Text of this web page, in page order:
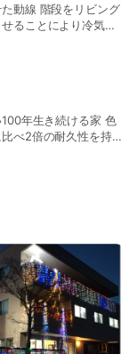
動線 階段をリビング
ることにより冷気が
年生き続ける家 色
べ2倍の耐久性を持